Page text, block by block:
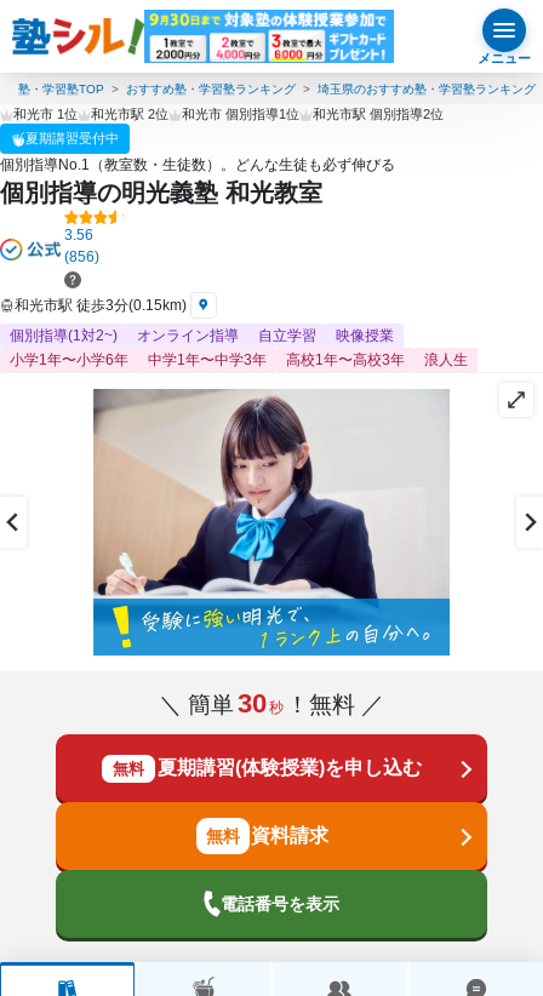
メニュー
塾・学習塾TOP おすすめ塾・学習塾ランキング 埼玉県のおすすめ塾・学習塾ランキング
和光市 1位 和光市駅 2位 和光市 個別指導1位
和光市駅 個別指導2位
夏期講習受付中
個別指導No.1（教室数・生徒数）。どんな生徒も必ず伸びる
個別指導の明光義塾 和光教室
3.56
(856)
和光市駅 徒歩3分(0.15km)
個別指導(1対2~)
オンライン指導 自立学習
映像授業
小学1年〜小学6年
中学1年〜中学3年 高校1年〜高校3年 浪人生
＼ 簡単30秒 ！無料 ／
無料 夏期講習(体験授業)を申し込む
資料請求
電話番号を表示